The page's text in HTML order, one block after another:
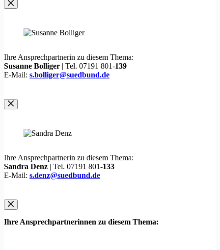
Ihre Ansprechpartnerin zu diesem Thema:
Susanne Bolliger | Tel. 07191 801-139
E-Mail: s.bolliger@suedbund.de
Ihre Ansprechpartnerin zu diesem Thema:
Sandra Denz | Tel. 07191 801-133
E-Mail: s.denz@suedbund.de
Ihre Ansprechpartnerinnen zu diesem Thema: